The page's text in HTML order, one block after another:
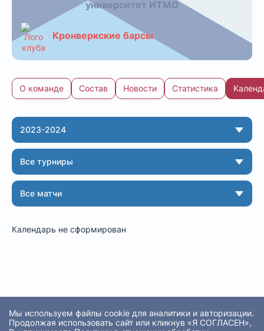
университет ИТМО
Кронверкские барсы
О команде Состав Новости Статистика
Команда: календарь
2023-2024
Все турниры
Все матчи
Календарь не сформирован
Мы используем файлы cookie для аналитики и авторизации.
Продолжая использовать сайт или кликнув «Я СОГЛАСЕН»,